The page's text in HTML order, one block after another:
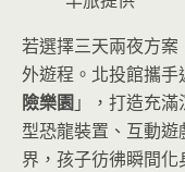
若選擇三天兩夜方
外遊程。北投館攜
險樂園」，打造充
型恐龍裝置、互動
界，孩子彷彿瞬間